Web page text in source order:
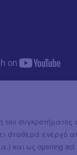
συγκροτήματος
σταθερά ενεργό
και ως opening